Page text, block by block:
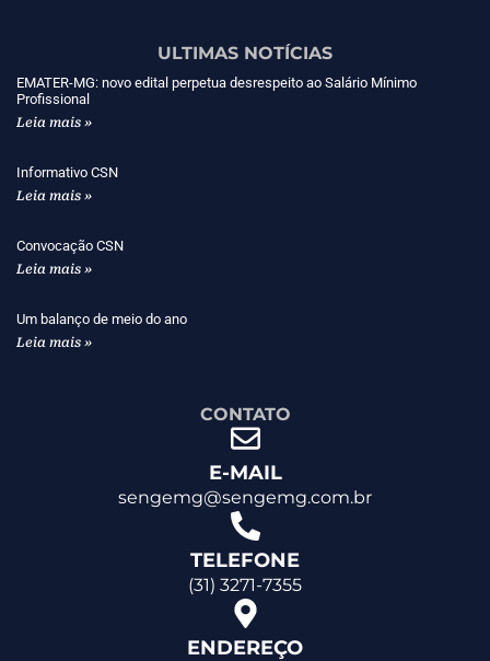
ULTIMAS NOTÍCIAS
EMATER-MG: novo edital perpetua desrespeito ao Salário Mínimo
Profissional
Leia mais »
Informativo CSN
Leia mais »
Convocação CSN
Leia mais »
Um balanço de meio do ano
Leia mais »
CONTATO
E-MAIL
sengemg@sengemg.com.br
TELEFONE
(31) 3271-7355
ENDEREÇO